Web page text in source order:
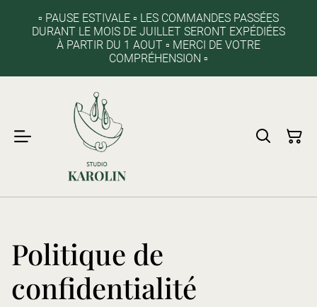
▫️ PAUSE ESTIVALE ▫️ LES COMMANDES PASSÉES
DURANT LE MOIS DE JUILLET SERONT EXPÉDIÉES
À PARTIR DU 1 AOUT ▫️ MERCI DE VOTRE
COMPRÉHENSION ▫️
Politique de
confidentialité